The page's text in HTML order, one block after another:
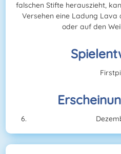
falschen Stifte herauszieht,
Versehen eine Ladung Lava
oder auf den